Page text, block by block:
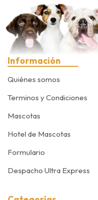
Información
Quiénes somos
Terminos y Condiciones
Mascotas
Hotel de Mascotas
Formulario
Despacho Ultra Express